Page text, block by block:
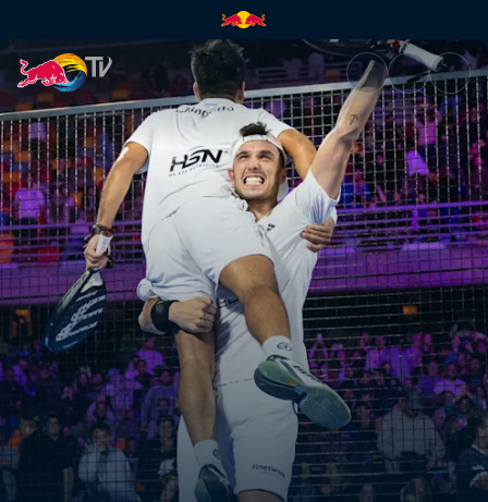
Temps forts – Santiago